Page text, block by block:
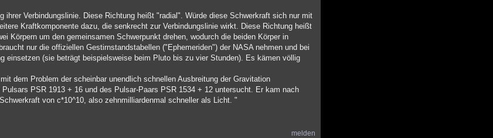
Verbindungslinie. Diese Richtung heißt "radial". Würde diese Schwerkraft sich nur mit
Kraftkomponente dazu, die senkrecht zur Verbindungslinie wirkt. Diese Richtung heißt
Körpern um den gemeinsamen Schwerpunkt drehen, wodurch die beiden Körper in
nur die offiziellen Gestirnstandstabellen ("Ephemeriden") der NASA nehmen und bei
einsetzen (sie beträgt beispielsweise beim Pluto bis zu vier Stunden). Es kämen völlig
dem Problem der scheinbar unendlich schnellen Ausbreitung der Gravitation
PSR 1913 + 16 und des Pulsar-Paars PSR 1534 + 12 untersucht. Er kam nach
von c*10^10, also zehnmilliardenmal schneller als Licht. "
melden